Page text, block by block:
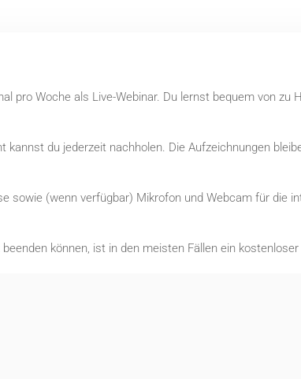
pro Woche als Live-Webinar. Du lernst bequem von zu
du jederzeit nachholen. Die Aufzeichnungen
sowie (wenn verfügbar) Mikrofon und Webcam für die
können, ist in den meisten Fällen ein